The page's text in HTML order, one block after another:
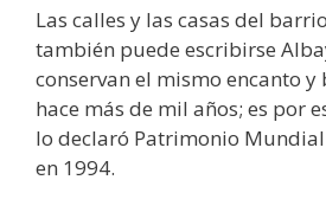
Las calles y las casas del barrio
también puede escribirse
conservan el mismo encanto y
hace más de mil años; es por
lo declaró Patrimonio
en 1994.